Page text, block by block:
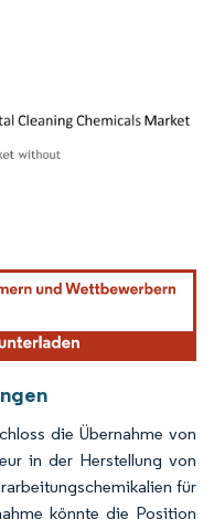
erfordert Namensnennung gemäß
die Übernahme von
in der Herstellung von
für
könnte die Position